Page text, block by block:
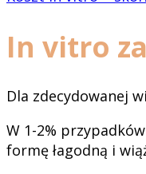
In vitro
Dla zdecydowanej
W 1-2%
formę łagodną i